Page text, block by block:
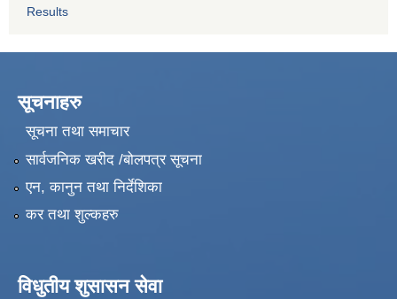
Results
सूचनाहरु
सूचना तथा समाचार
सार्वजनिक खरीद /बोलपत्र सूचना
एन, कानुन तथा निर्देशिका
कर तथा शुल्कहरु
विधुतीय शुसासन सेवा